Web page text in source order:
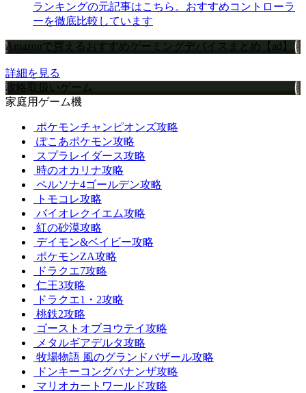
ランキングの元記事はこちら。おすすめコントローラ
ーを徹底比較しています
Amazonで買えるおすすめゲーミングデバイスまとめ【ad】
詳細を見る
攻略取扱いゲーム
家庭用ゲーム機
ポケモンチャンピオンズ攻略
ぽこあポケモン攻略
スプラレイダース攻略
時のオカリナ攻略
ペルソナ4ゴールデン攻略
トモコレ攻略
バイオレクイエム攻略
紅の砂漠攻略
デイモン&ベイビー攻略
ポケモンZA攻略
ドラクエ7攻略
仁王3攻略
ドラクエ1・2攻略
桃鉄2攻略
ゴーストオブヨウテイ攻略
メタルギアデルタ攻略
牧場物語 風のグランドバザール攻略
ドンキーコングバナンザ攻略
マリオカートワールド攻略